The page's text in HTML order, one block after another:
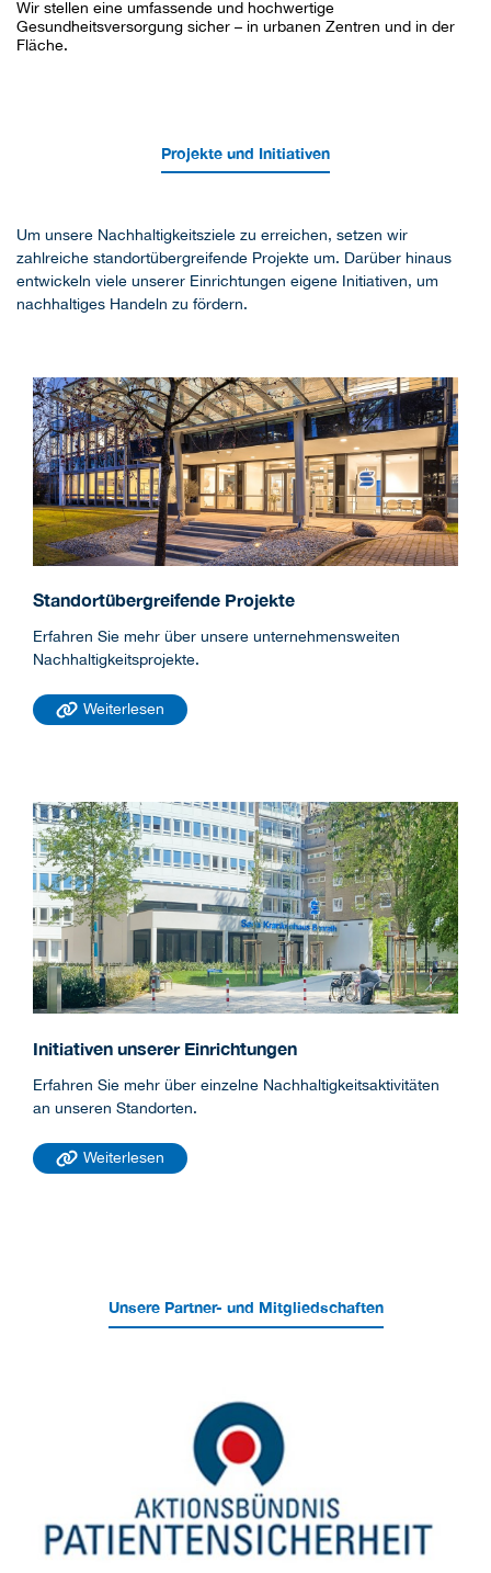
Wir stellen eine umfassende und hochwertige
Gesundheitsversorgung sicher – in urbanen Zentren und in der
Fläche.
Projekte und Initiativen
Um unsere Nachhaltigkeitsziele zu erreichen, setzen wir
zahlreiche standortübergreifende Projekte um. Darüber hinaus
entwickeln viele unserer Einrichtungen eigene Initiativen, um
nachhaltiges Handeln zu fördern.
Standortübergreifende Projekte
Erfahren Sie mehr über unsere unternehmensweiten
Nachhaltigkeitsprojekte.
Weiterlesen
Initiativen unserer Einrichtungen
Erfahren Sie mehr über einzelne Nachhaltigkeitsaktivitäten
an unseren Standorten.
Weiterlesen
Unsere Partner- und Mitgliedschaften